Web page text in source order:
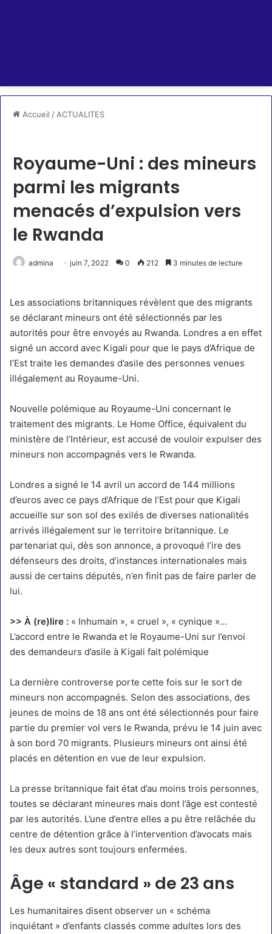
Accueil / ACTUALITES
Royaume-Uni : des mineurs
parmi les migrants
menacés d’expulsion vers
le Rwanda
admina juin 7, 2022 0 212 3 minutes de lecture
Les associations britanniques révèlent que des migrants
se déclarant mineurs ont été sélectionnés par les
autorités pour être envoyés au Rwanda. Londres a en effet
signé un accord avec Kigali pour que le pays d’Afrique de
l’Est traite les demandes d’asile des personnes venues
illégalement au Royaume-Uni.
Nouvelle polémique au Royaume-Uni concernant le
traitement des migrants. Le Home Office, équivalent du
ministère de l’Intérieur, est accusé de vouloir expulser des
mineurs non accompagnés vers le Rwanda.
Londres a signé le 14 avril un accord de 144 millions
d’euros avec ce pays d’Afrique de l’Est pour que Kigali
accueille sur son sol des exilés de diverses nationalités
arrivés illégalement sur le territoire britannique. Le
partenariat qui, dès son annonce, a provoqué l’ire des
défenseurs des droits, d’instances internationales mais
aussi de certains députés, n’en finit pas de faire parler de
lui.
>> À (re)lire : « Inhumain », « cruel », « cynique »…
L’accord entre le Rwanda et le Royaume-Uni sur l’envoi
des demandeurs d’asile à Kigali fait polémique
La dernière controverse porte cette fois sur le sort de
mineurs non accompagnés. Selon des associations, des
jeunes de moins de 18 ans ont été sélectionnés pour faire
partie du premier vol vers le Rwanda, prévu le 14 juin avec
à son bord 70 migrants. Plusieurs mineurs ont ainsi été
placés en détention en vue de leur expulsion.
La presse britannique fait état d’au moins trois personnes,
toutes se déclarant mineures mais dont l’âge est contesté
par les autorités. L’une d’entre elles a pu être relâchée du
centre de détention grâce à l’intervention d’avocats mais
les deux autres sont toujours enfermées.
Âge « standard » de 23 ans
Les humanitaires disent observer un « schéma
inquiétant » d’enfants classés comme adultes lors des